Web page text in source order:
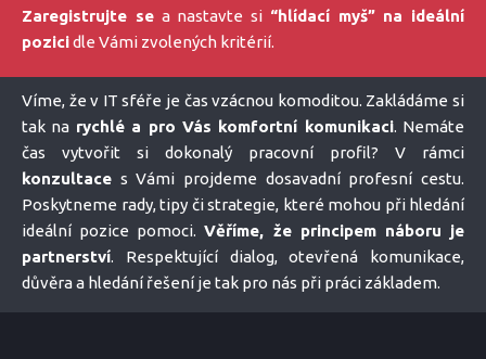
Zaregistrujte sea nastavte si “hlídací myš” na ideální
pozicidle Vámi zvolených kritérií.
Víme, že v IT sféře je čas vzácnou komoditou. Zakládáme si
tak na rychlé a pro Vás komfortní komunikaci. Nemáte
čas vytvořit si dokonalý pracovní profil? V rámci
konzultace s Vámi projdeme dosavadní profesní cestu.
Poskytneme rady, tipy či strategie, které mohou při hledání
ideální pozice pomoci.Věříme, že principem náboru je
partnerství. Respektující dialog, otevřená komunikace,
důvěra a hledání řešení je tak pro nás při práci základem.